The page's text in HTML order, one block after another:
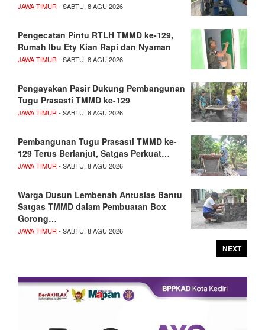
JAWA TIMUR - SABTU, 8 AGU 2026
Pengecatan Pintu RTLH TMMD ke-129,
Rumah Ibu Ety Kian Rapi dan Nyaman
JAWA TIMUR - SABTU, 8 AGU 2026
Pengayakan Pasir Dukung Pembangunan
Tugu Prasasti TMMD ke-129
JAWA TIMUR - SABTU, 8 AGU 2026
Pembangunan Tugu Prasasti TMMD ke-
129 Terus Berlanjut, Satgas Perkuat…
JAWA TIMUR - SABTU, 8 AGU 2026
Warga Dusun Lembenah Antusias Bantu
Satgas TMMD dalam Pembuatan Box
Gorong…
JAWA TIMUR - SABTU, 8 AGU 2026
NEXT